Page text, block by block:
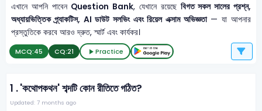
এখানে আপনি পাবেন Question Bank, যেখানে রয়েছে বিগত সকল সালের প্রশ্ন,
অধ্যায়ভিত্তিক প্র্যাকটিস, AI ডাউট সলভিং এবং রিয়েল এক্সাম অভিজ্ঞতা— যা আপনার
প্রস্তুতিকে করবে আরও দ্রুত, স্মার্ট এবং কার্যকর।
MCQ:45 CQ:21 Practice
1 .'কথোপকথন' শব্দটি কোন রীতিতে গঠিত?
Updated: 7 months ago